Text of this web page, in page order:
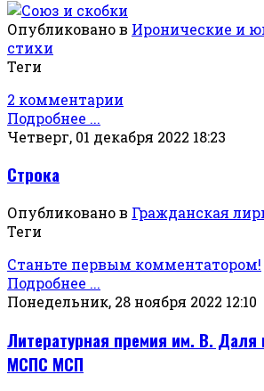
Опубликовано в Иронические и
стихи
Теги
2 комментарии
Подробнее ...
Четверг, 01 декабря 2022 18:23
Строка
Опубликовано в Гражданская
Теги
Станьте первым комментатором!
Подробнее ...
Понедельник, 28 ноября 2022 12:10
Литературная премия им. В. Даля
МСПС МСП